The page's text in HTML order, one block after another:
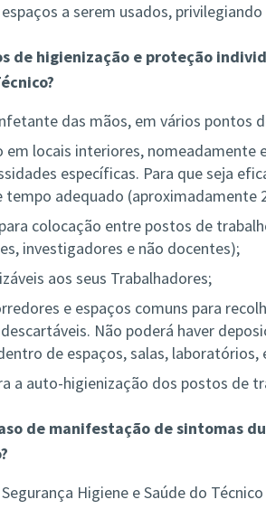
a serem usados,
de higienização e proteção
das mãos, em vários pontos
em locais interiores, nomeadamente
específicas. Para que seja
adequado (aproximadamente
colocação entre postos de
investigadores e não docentes);
aos seus Trabalhadores;
e espaços comuns para
Não poderá haver
de espaços, salas, laboratórios,
a auto-higienização dos postos de
de manifestação de sintomas
Higiene e Saúde do Técnico